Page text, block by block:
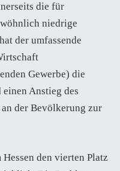
die für
niedrige
der umfassende
Gewerbe) die
Anstieg des
der Bevölkerung zur
den vierten Platz